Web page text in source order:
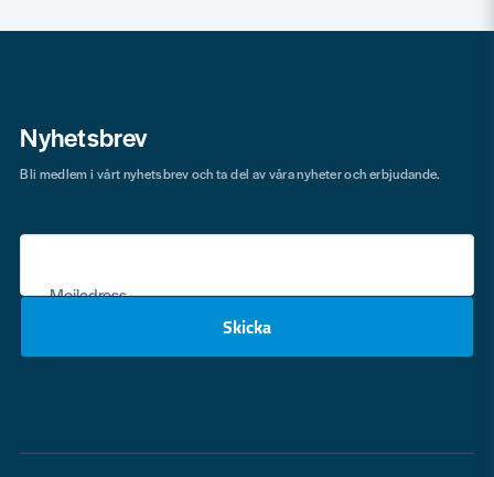
Nyhetsbrev
Mejladress
Skicka
Bli medlem i vårt nyhetsbrev och ta del av våra nyheter och erbjudande.